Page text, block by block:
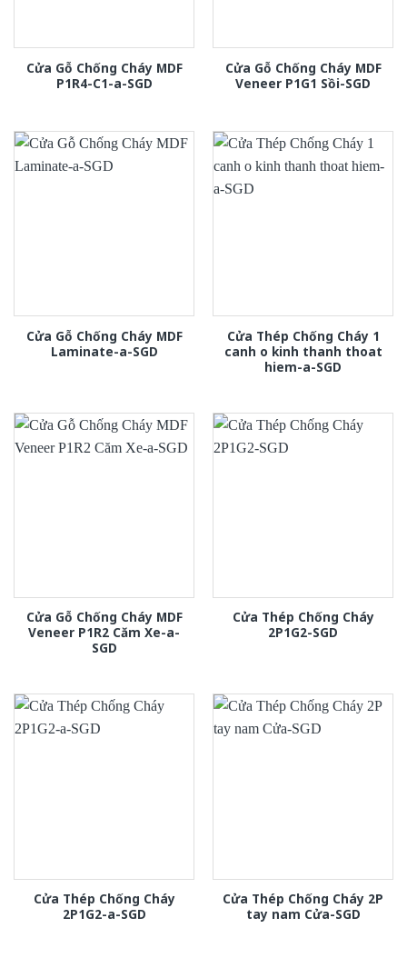
Cửa Gỗ Chống Cháy MDF
P1R4-C1-a-SGD
Cửa Gỗ Chống Cháy MDF
Veneer P1G1 Sồi-SGD
Cửa Gỗ Chống Cháy MDF
Laminate-a-SGD
Cửa Thép Chống Cháy 1
canh o kinh thanh thoat
hiem-a-SGD
Cửa Gỗ Chống Cháy MDF
Veneer P1R2 Căm Xe-a-
SGD
Cửa Thép Chống Cháy
2P1G2-SGD
Cửa Thép Chống Cháy
2P1G2-a-SGD
Cửa Thép Chống Cháy 2P
tay nam Cửa-SGD